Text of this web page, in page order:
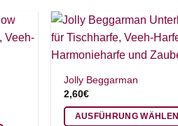
Jolly Beggarman
2,60€
AUSFÜHRUNG WÄHLEN